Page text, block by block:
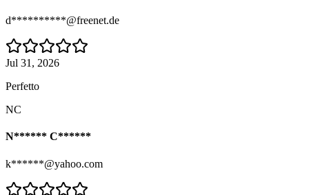
d**********@freenet.de
Jul 31, 2026
Perfetto
NC
N****** C******
k******@yahoo.com